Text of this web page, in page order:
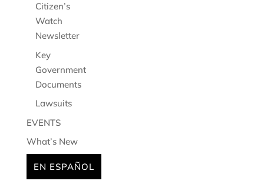
Citizen’s
Watch
Newsletter
Key
Government
Documents
Lawsuits
EVENTS
What’s New
EN ESPAÑOL